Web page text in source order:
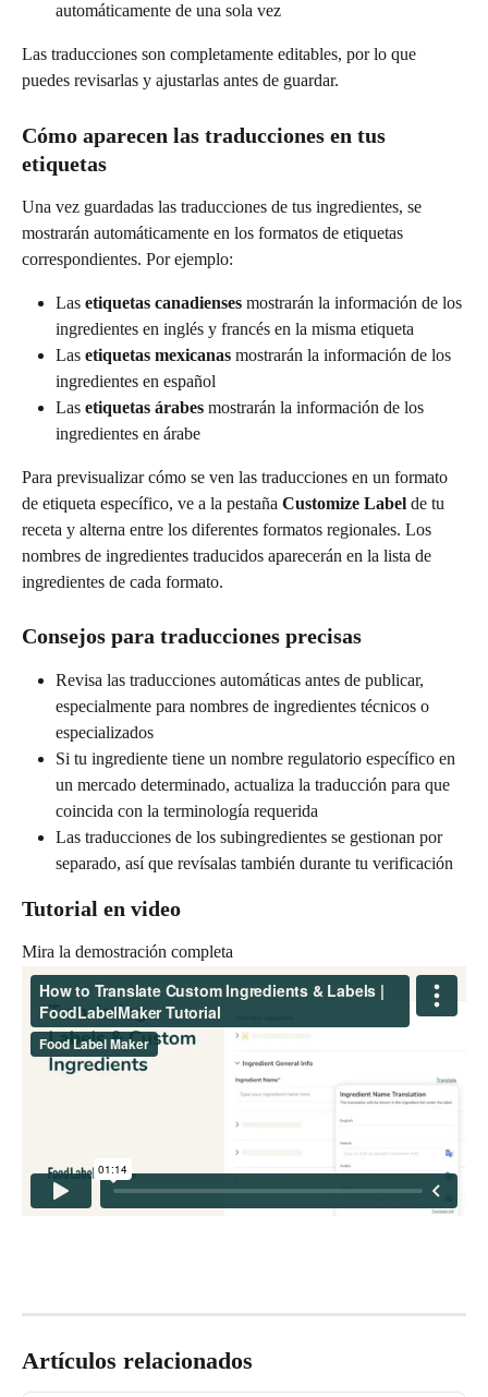
automáticamente de una sola vez
Las traducciones son completamente editables, por lo que
puedes revisarlas y ajustarlas antes de guardar.
Cómo aparecen las traducciones en tus
etiquetas
Una vez guardadas las traducciones de tus ingredientes, se
mostrarán automáticamente en los formatos de etiquetas
correspondientes. Por ejemplo:
Las etiquetas canadienses mostrarán la información de los
ingredientes en inglés y francés en la misma etiqueta
Las etiquetas mexicanas mostrarán la información de los
ingredientes en español
Las etiquetas árabes mostrarán la información de los
ingredientes en árabe
Para previsualizar cómo se ven las traducciones en un formato
de etiqueta específico, ve a la pestaña Customize Label de tu
receta y alterna entre los diferentes formatos regionales. Los
nombres de ingredientes traducidos aparecerán en la lista de
ingredientes de cada formato.
Consejos para traducciones precisas
Revisa las traducciones automáticas antes de publicar,
especialmente para nombres de ingredientes técnicos o
especializados
Si tu ingrediente tiene un nombre regulatorio específico en
un mercado determinado, actualiza la traducción para que
coincida con la terminología requerida
Las traducciones de los subingredientes se gestionan por
separado, así que revísalas también durante tu verificación
Tutorial en video
Mira la demostración completa
Artículos relacionados